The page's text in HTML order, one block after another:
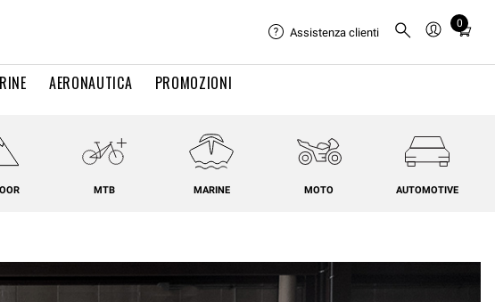
AERONAUTICA PROMOZIONI
Assistenza clienti
0
Total
in
MTB MARINE MOTO AUTOMOTIVE